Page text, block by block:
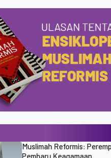
Muslimah Reformis: